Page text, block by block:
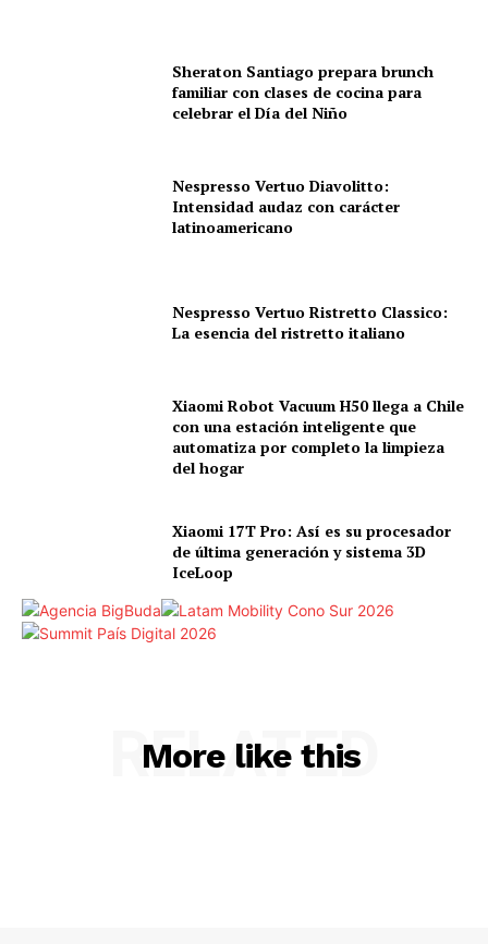
Sheraton Santiago prepara brunch
familiar con clases de cocina para
celebrar el Día del Niño
Nespresso Vertuo Diavolitto:
Intensidad audaz con carácter
latinoamericano
Nespresso Vertuo Ristretto Classico:
La esencia del ristretto italiano
Xiaomi Robot Vacuum H50 llega a Chile
con una estación inteligente que
automatiza por completo la limpieza
del hogar
Xiaomi 17T Pro: Así es su procesador
de última generación y sistema 3D
IceLoop
More like this
RELATED